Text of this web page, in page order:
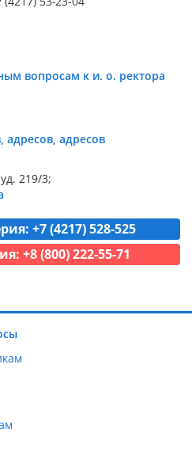
вопросам к и. о. ректора
адресов
219/3;
+7 (4217) 528-525
+8 (800) 222-55-71